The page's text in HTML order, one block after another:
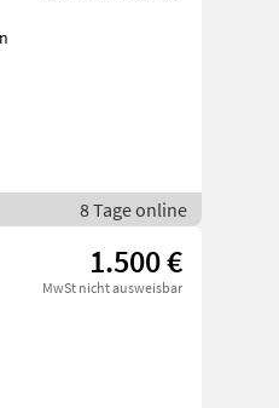
8 Tage online
1.500 €
MwSt nicht ausweisbar